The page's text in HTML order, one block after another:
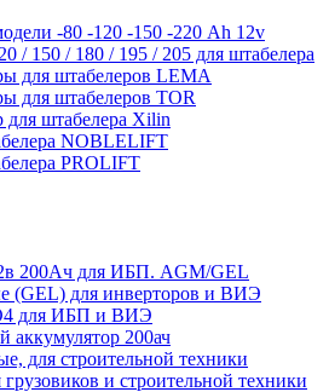
-80 -120 -150 -220 Ah 12v
/ 150 / 180 / 195 / 205 для штабелера
для штабелеров LEMA
для штабелеров TOR
для штабелера Xilin
NOBLELIFT
PROLIFT
200Ач для ИБП. AGM/GEL
(GEL) для инверторов и ВИЭ
для ИБП и ВИЭ
аккумулятор 200ач
для строительной техники
и строительной техники